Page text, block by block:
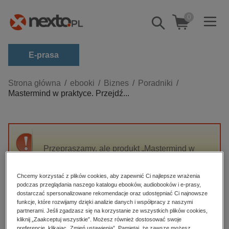
Pokaż/schowaj
wyszukiwarkę
0
E-prasa
Kategorie
Zobacz wszystkie E-prasa
budownictwo, aranżacja wnętrz
darmowe wydania
edukacja
hobby, sport, rozrywka
komputery, internet, technologie, informatyka
Strona główna ebooki Biznes
Poradniki
Mastermind w praktyce. Przejdź...
Przepraszamy, ale produkt „Mastermind w
biznesu!” nie jest dostępny.
High-contrast mode
Chcemy korzystać z plików cookies, aby zapewnić Ci najlepsze wrażenia
podczas przeglądania naszego katalogu ebooków, audiobooków i e-prasy,
dostarczać spersonalizowane rekomendacje oraz udostępniać Ci najnowsze
funkcje, które rozwijamy dzięki analizie danych i współpracy z naszymi
partnerami. Jeśli zgadzasz się na korzystanie ze wszystkich plików cookies,
kliknij „Zaakceptuj wszystkie”. Możesz również dostosować swoje